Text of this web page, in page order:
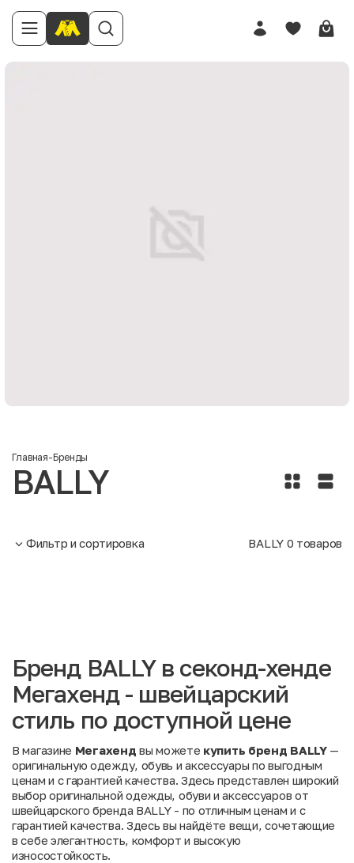
Главная-Бренды
BALLY
Фильтр и сортировка BALLY 0 товаров
Бренд BALLY в секонд-хенде
Мегахенд - швейцарский
стиль по доступной цене
В магазине Мегахенд вы можете купить бренд BALLY—
оригинальную одежду, обувь и аксессуары по выгодным
ценам и с гарантией качества. Здесь представлен широкий
выбор оригинальной одежды, обуви и аксессуаров от
швейцарского бренда BALLY - по отличным ценам и с
гарантией качества. Здесь вы найдёте вещи, сочетающие
в себе элегантность, комфорт и высокую
износостойкость.